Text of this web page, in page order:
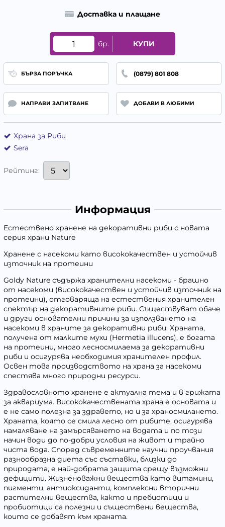
Доставка и плащане
бр. КУПИ
БЪРЗА ПОРЪЧКА (0879) 801 808
НАПРАВИ ЗАПИТВАНЕ ДОБАВИ В ЛЮБИМИ
Храна за Риби
Sera
Рейтинг:
Информация
Естествено хранене на декоративни риби с новата
серия храни Nature
Хранене с насекоми като висококачествен и устойчив
източник на протеини
Goldy Nature съдържа хранителни насекоми - брашно
от насекоми (висококачествен и устойчив източник на
протеини), отговаряща на естествения хранителен
спектър на декоративните риби. Съществуват обаче
и други основателни причини за използването на
насекоми в храните за декоративни риби: Храната,
получена от малките мухи (Hermetia illucens), е богата
на протеини, много лесносмилаема за декоративни
риби и осигурява необходимия хранителен профил.
Освен това производството на храна за насекоми
спестява много природни ресурси.
Здравословното хранене е актуална тема и в грижата
за аквариума. Висококачествената храна е основата и
е не само полезна за здравето, но и за храносмилането.
Храната, която се смила лесно от рибите, осигурява
намаляване на замърсяването на водата и по този
начин води до по-добри условия на живот и трайно
чиста вода. Според съвременните научни проучвания
разнообразна диета със съставки, близки до
природата, е най-добрата защита срещу възможни
дефицити. Жизненоважни вещества като витамини,
пигменти, антиоксиданти, комплексни вторични
растителни вещества, както и пребиотици и
пробиотици са полезни и съществени вещества,
които се добавят към храната.